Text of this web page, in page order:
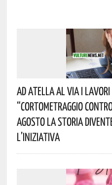
Ad Atella Al Via I
“Cortometraggio
Agosto La Storia
L’iniziativa